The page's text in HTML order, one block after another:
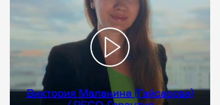
Виктория Маланина (Гайсарова)